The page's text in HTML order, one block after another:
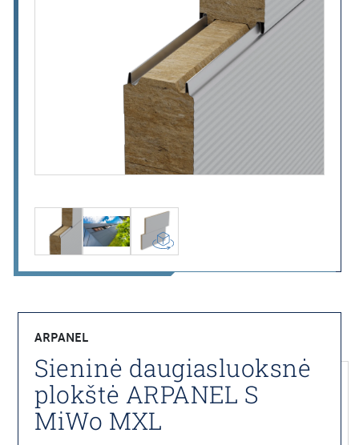
ARPANEL
Sieninė daugiasluoksnė
plokštė ARPANEL S
MiWo MXL